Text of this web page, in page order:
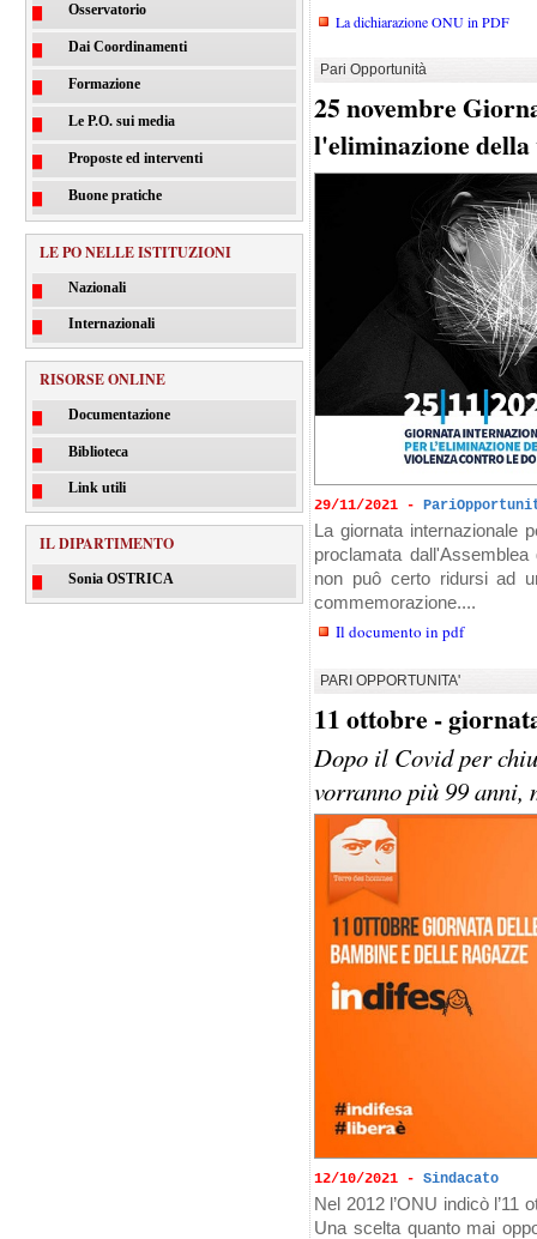
Osservatorio
Dai Coordinamenti
Formazione
Le P.O. sui media
Proposte ed interventi
Buone pratiche
LE PO NELLE ISTITUZIONI
Nazionali
Internazionali
RISORSE ONLINE
Documentazione
Biblioteca
Link utili
IL DIPARTIMENTO
Sonia OSTRICA
La dichiarazione ONU in PDF
Pari Opportunità
25 novembre
l'eliminazione della
29/11/2021 -
La giornata internazionale
proclamata
non puô certo ridursi ad
commemorazione....
Il documento in pdf
PARI OPPORTUNITA'
11 ottobre -
Dopo il Covid per
vorranno più 99 anni,
12/10/2021 - Sindacato
Nel 2012 l’ONU indicò l’11
Una scelta quanto mai